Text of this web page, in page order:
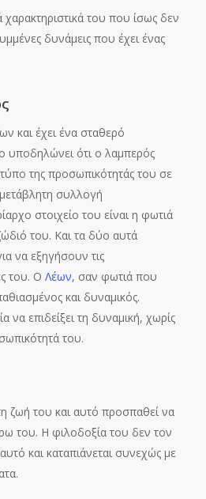
του που ίσως δεν
δυνάμεις που έχει ένας
και έχει ένα σταθερό
υποδηλώνει ότι ο λαμπερός
της προσωπικότητάς του σε
συλλογή
στοιχείο του είναι η φωτιά
του. Και τα δύο αυτά
να εξηγήσουν τις
του. Ο Λέων, σαν φωτιά που
και δυναμικός.
να επιδείξει τη δυναμική, χωρίς
του.
ζωή του και αυτό προσπαθεί να
του. Η φιλοδοξία του δεν τον
και καταπιάνεται συνεχώς με